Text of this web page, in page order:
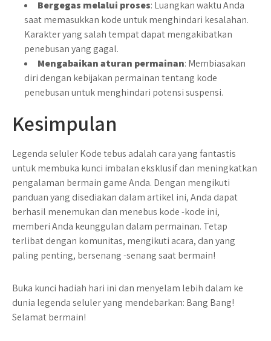
Bergegas melalui proses: Luangkan waktu Anda
saat memasukkan kode untuk menghindari kesalahan.
Karakter yang salah tempat dapat mengakibatkan
penebusan yang gagal.
Mengabaikan aturan permainan: Membiasakan
diri dengan kebijakan permainan tentang kode
penebusan untuk menghindari potensi suspensi.
Kesimpulan
Legenda seluler Kode tebus adalah cara yang fantastis
untuk membuka kunci imbalan eksklusif dan meningkatkan
pengalaman bermain game Anda. Dengan mengikuti
panduan yang disediakan dalam artikel ini, Anda dapat
berhasil menemukan dan menebus kode -kode ini,
memberi Anda keunggulan dalam permainan. Tetap
terlibat dengan komunitas, mengikuti acara, dan yang
paling penting, bersenang -senang saat bermain!
Buka kunci hadiah hari ini dan menyelam lebih dalam ke
dunia legenda seluler yang mendebarkan: Bang Bang!
Selamat bermain!